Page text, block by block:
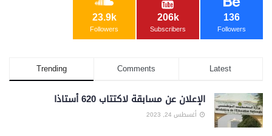
136
Followers
206k
Subscribers
23.9k
Followers
Trending Comments Latest
الإعلان عن مسابقة لاكتتاب 620 أستاذا
أغسطس 24, 2023